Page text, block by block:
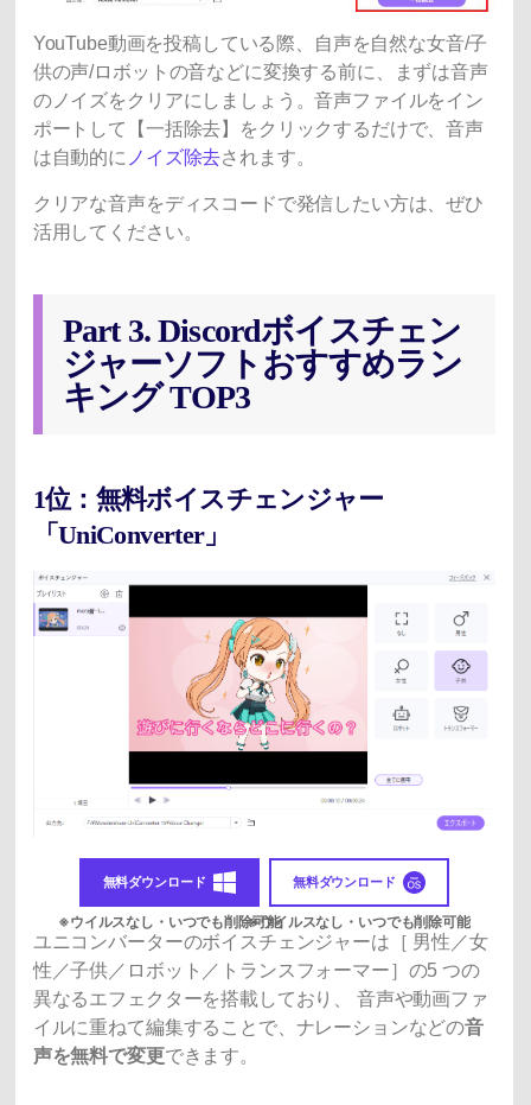
YouTube動画を投稿している際、自声を自然な女音/子
供の声/ロボットの音などに変換する前に、まずは音声
のノイズをクリアにしましょう。音声ファイルをイン
ポートして【一括除去】をクリックするだけで、音声
は自動的に ノイズ除去されます。
クリアな音声をディスコードで発信したい方は、ぜひ
活用してください。
Part 3. Discordボイスチェン
ジャーソフトおすすめラン
キング TOP3
1位：無料ボイスチェンジャー
「UniConverter」
無料ダウンロード 無料ダウンロード
ユニコンバーターのボイスチェンジャーは［ 男性／女
性／子供／ロボット／トランスフォーマー］の5 つの
異なるエフェクターを搭載しており、 音声や動画ファ
イルに重ねて編集することで、ナレーションなどの音
声を無料で変更できます。